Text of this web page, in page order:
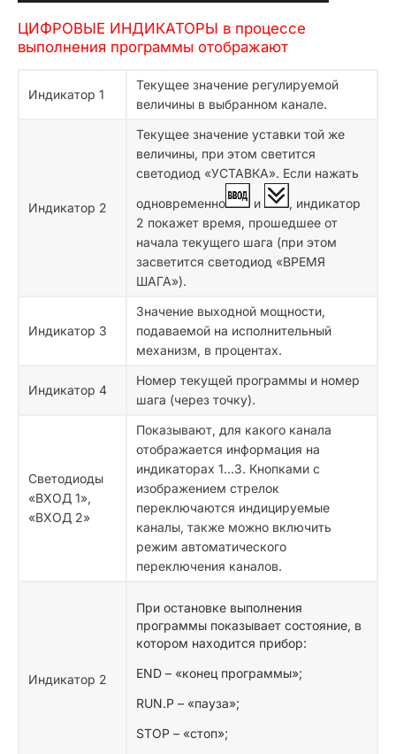
ЦИФРОВЫЕ ИНДИКАТОРЫ в процессе
выполнения программы отображают
Индикатор 1
Текущее значение регулируемой
величины в выбранном канале.
Индикатор 2
Текущее значение уставки той же
величины, при этом светится
светодиод «УСТАВКА». Если нажать
одновременно
и
, индикатор
2 покажет время, прошедшее от
начала текущего шага (при этом
засветится светодиод «ВРЕМЯ
ШАГА»).
Индикатор 3
Значение выходной мощности,
подаваемой на исполнительный
механизм, в процентах.
Индикатор 4
Номер текущей программы и номер
шага (через точку).
Светодиоды
«ВХОД 1»,
«ВХОД 2»
Показывают, для какого канала
отображается информация на
индикаторах 1...3. Кнопками с
изображением стрелок
переключаются индицируемые
каналы, также можно включить
режим автоматического
переключения каналов.
Индикатор 2
При остановке выполнения
программы показывает состояние, в
котором находится прибор:
END – «конец программы»;
RUN.P – «пауза»;
STOP – «стоп»;